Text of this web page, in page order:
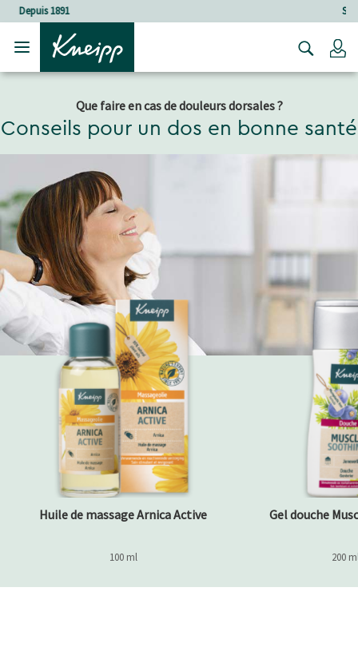
Sauter au contenu principal
Sauter au contenu du pied de page
Que faire en cas de douleurs dorsales ?
Conseils pour un dos en bonne santé
Huile de massage Arnica Active
100 ml
Gel douche
200